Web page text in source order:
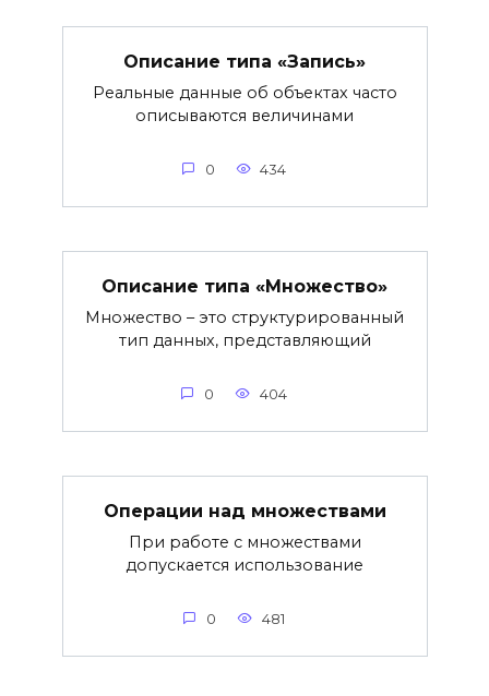
Описание типа «Запись»
Реальные данные об объектах часто
описываются величинами
0 434
Описание типа «Множество»
Множество – это структурированный
тип данных, представляющий
0 404
Операции над множествами
При работе с множествами
допускается использование
0 481